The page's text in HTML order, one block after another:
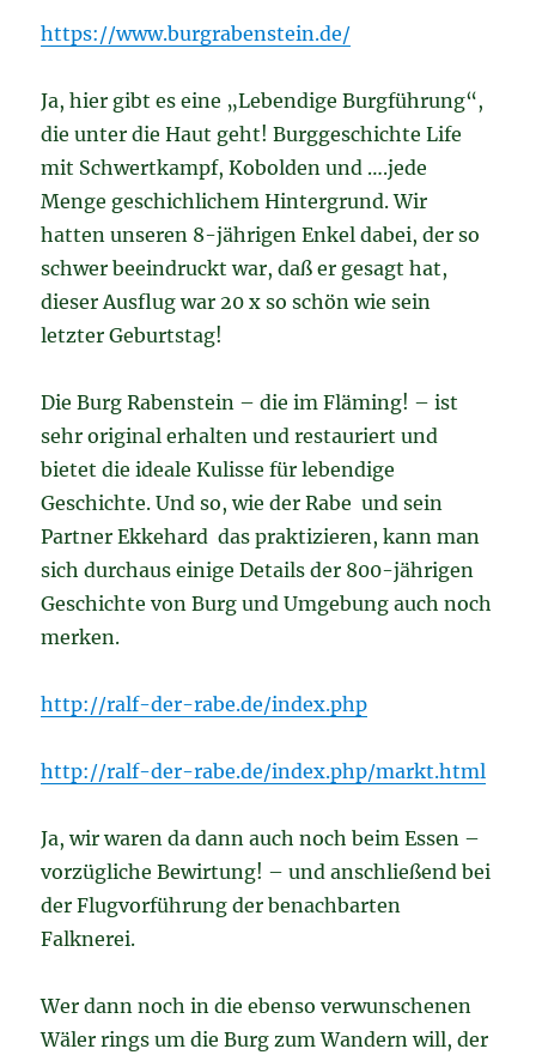
https://www.burgrabenstein.de/
Ja, hier gibt es eine „Lebendige Burgführung“,
die unter die Haut geht! Burggeschichte Life
mit Schwertkampf, Kobolden und ….jede
Menge geschichlichem Hintergrund. Wir
hatten unseren 8-jährigen Enkel dabei, der so
schwer beeindruckt war, daß er gesagt hat,
dieser Ausflug war 20 x so schön wie sein
letzter Geburtstag!
Die Burg Rabenstein – die im Fläming! – ist
sehr original erhalten und restauriert und
bietet die ideale Kulisse für lebendige
Geschichte. Und so, wie der Rabe und sein
Partner Ekkehard das praktizieren, kann man
sich durchaus einige Details der 800-jährigen
Geschichte von Burg und Umgebung auch noch
merken.
http://ralf-der-rabe.de/index.php
http://ralf-der-rabe.de/index.php/markt.html
Ja, wir waren da dann auch noch beim Essen –
vorzügliche Bewirtung! – und anschließend bei
der Flugvorführung der benachbarten
Falknerei.
Wer dann noch in die ebenso verwunschenen
Wäler rings um die Burg zum Wandern will, der